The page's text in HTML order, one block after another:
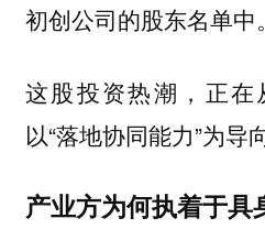
初创公司的股东名单中。
这股投资热潮，正在
以“落地协同能力”为导
产业方为何执着于具